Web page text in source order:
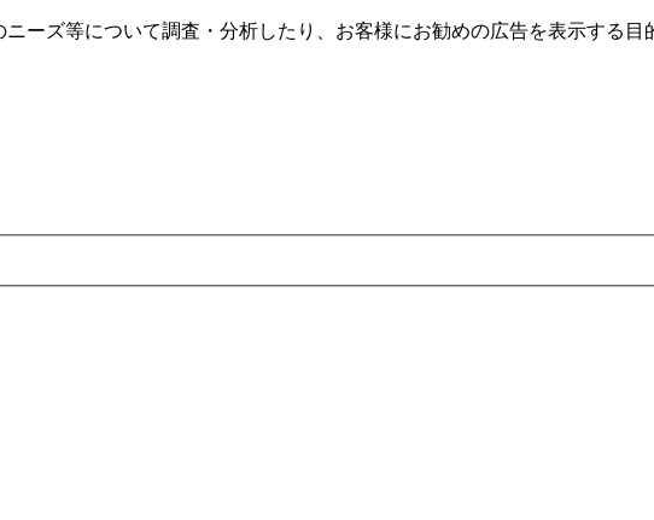
ーズ等について調査・分析したり、お客様にお勧めの広告を表⽰する⽬